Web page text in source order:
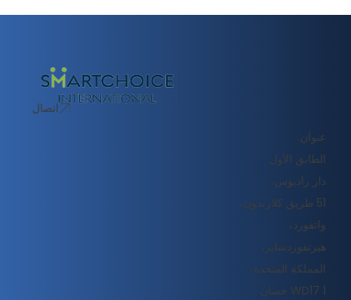
اتصال
عنوان:
الطابق الأول
دار راديوس،
51 طريق كلارندون،
واتفورد،
هيرتفوردشاير،
المملكة المتحدة،
WD17 1 حصان